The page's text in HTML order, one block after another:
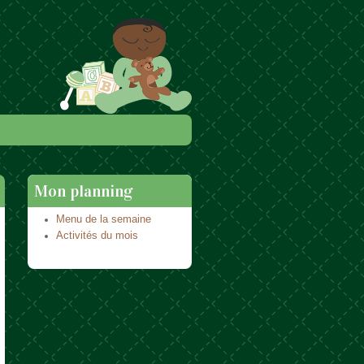
Mon planning
Menu de la semaine
Activités du mois